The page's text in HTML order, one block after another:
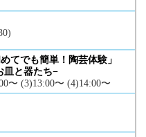
てでも簡単！陶芸体験」
皿と器たち−
〜 (3)13:00〜 (4)14:00〜